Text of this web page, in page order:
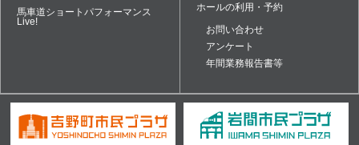
馬車道ショートパフォーマンス
Live!
ホールの利用・予約
お問い合わせ
アンケート
年間業務報告書等